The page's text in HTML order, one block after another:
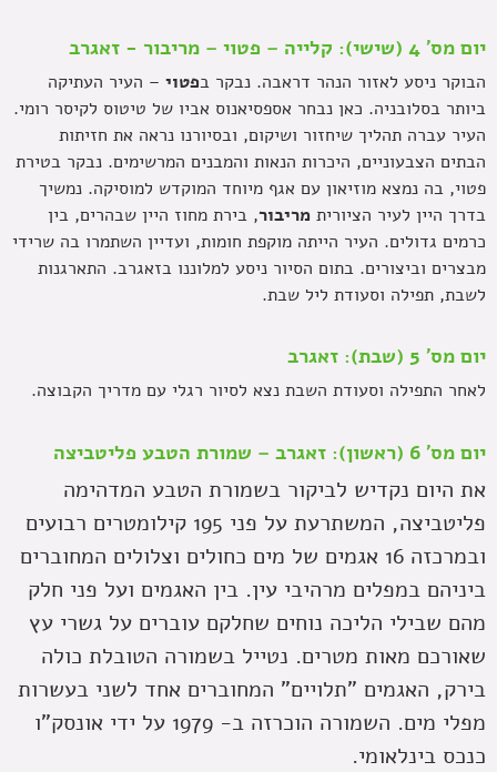
יום מס' 4 (שישי): קלייה – פטוי – מריבור - זאגרב
הבוקר ניסע לאזור הנהר דראבה. נבקר בפטוי – העיר העתיקה
ביותר בסלובניה. כאן נבחר אספסיאנוס אביו של טיטוס לקיסר רומי.
העיר עברה תהליך שיחזור ושיקום, ובסיורנו נראה את חזיתות
הבתים הצבעוניים, היכרות הנאות והמבנים המרשימים. נבקר בטירת
פטוי, בה נמצא מוזיאון עם אגף מיוחד המוקדש למוסיקה. נמשיך
בדרך היין לעיר הציורית מריבור, בירת מחוז היין שבהרים, בין
כרמים גדולים. העיר הייתה מוקפת חומות, ועדיין השתמרו בה שרידי
מבצרים וביצורים. בתום הסיור ניסע למלוננו בזאגרב. התארגנות
לשבת, תפילה וסעודת ליל שבת.
יום מס' 5 (שבת): זאגרב
לאחר התפילה וסעודת השבת נצא לסיור רגלי עם מדריך הקבוצה.
יום מס' 6 (ראשון): זאגרב – שמורת הטבע פליטביצה
את היום נקדיש לביקור בשמורת הטבע המדהימה
פליטביצה, המשתרעת על פני 195 קילומטרים רבועים
ובמרכזה 16 אגמים של מים כחולים וצלולים המחוברים
ביניהם במפלים מרהיבי עין. בין האגמים ועל פני חלק
מהם שבילי הליכה נוחים שחלקם עוברים על גשרי עץ
שאורכם מאות מטרים. נטייל בשמורה הטובלת כולה
בירק, האגמים "תלויים" המחוברים אחד לשני בעשרות
מפלי מים. השמורה הוכרזה ב- 1979 על ידי אונסק"ו
כנכס בינלאומי.